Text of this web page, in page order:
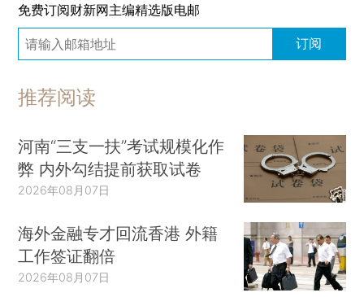
免费订阅财新网主编精选版电邮
订阅
推荐阅读
河南“三支一扶”考试规模化作
弊 内外勾结提前获取试卷
2026年08月07日
海外金融专才回流香港 外籍
工作签证翻倍
2026年08月07日